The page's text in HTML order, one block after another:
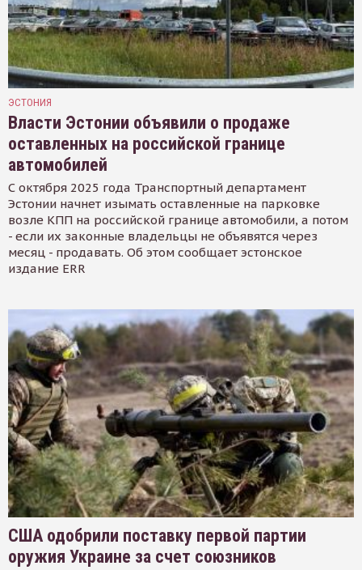
ЭСТОНИЯ
Власти Эстонии объявили о продаже
оставленных на российской границе
автомобилей
С октября 2025 года Транспортный департамент
Эстонии начнет изымать оставленные на парковке
возле КПП на российской границе автомобили, а потом
- если их законные владельцы не объявятся через
месяц - продавать. Об этом сообщает эстонское
издание ERR
США одобрили поставку первой партии
оружия Украине за счет союзников